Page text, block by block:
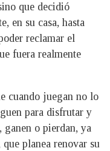
que decidió
en su casa, hasta
reclamar el
fuera realmente
cuando juegan no lo
para disfrutar y
ganen o pierdan, ya
planea renovar su